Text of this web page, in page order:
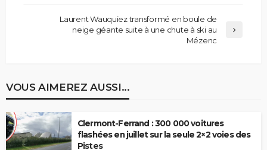
Laurent Wauquiez transformé en boule de
neige géante suite à une chute à ski au
Mézenc
VOUS AIMEREZ AUSSI...
Clermont-Ferrand : 300 000 voitures
flashées en juillet sur la seule 2×2 voies des
Pistes